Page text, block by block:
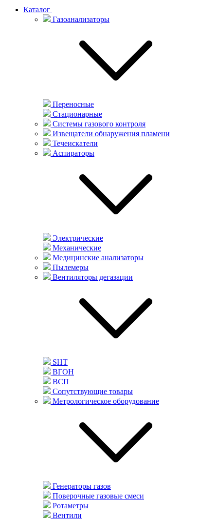
Каталог
Газоанализаторы
Переносные
Стационарные
Системы газового контроля
Извещатели обнаружения пламени
Течеискатели
Аспираторы
Электрические
Механические
Медицинские анализаторы
Пылемеры
Вентиляторы дегазации
SHT
ВГОН
ВСП
Сопутствующие товары
Метрологическое оборудование
Генераторы газов
Поверочные газовые смеси
Ротаметры
Вентили